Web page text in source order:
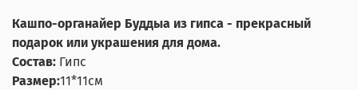
Кашпо-органайер Буддыа из гипса - прекрасный
подарок или украшения для дома.
Состав: Гипс
Размер:11*11см